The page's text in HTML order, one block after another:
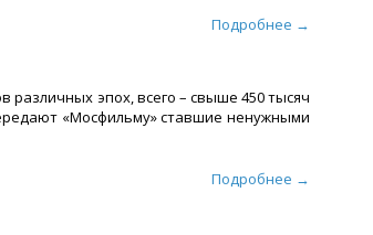
Подробнее →
эпох, всего – свыше 450 тысяч
«Мосфильму» ставшие ненужными
Подробнее →